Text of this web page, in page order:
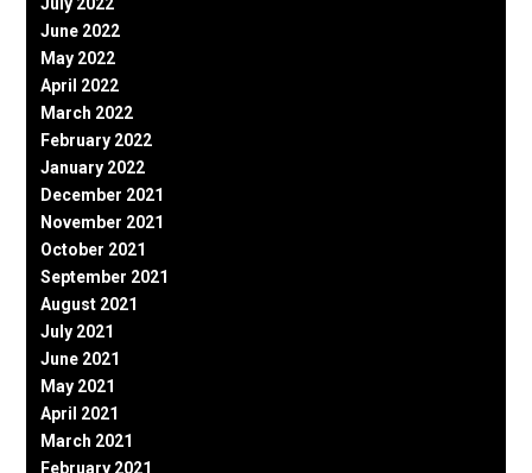
June 2022
May 2022
April 2022
March 2022
February 2022
January 2022
December 2021
November 2021
October 2021
September 2021
August 2021
July 2021
June 2021
May 2021
April 2021
March 2021
February 2021